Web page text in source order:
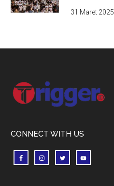
31 Maret 2025
Footer
CONNECT WITH US